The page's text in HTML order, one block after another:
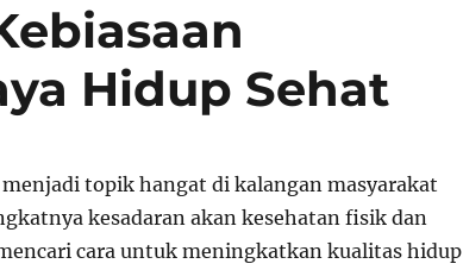
Hidup Sehat
topik hangat di kalangan masyarakat
kesadaran akan kesehatan fisik dan
cara untuk meningkatkan kualitas hidup